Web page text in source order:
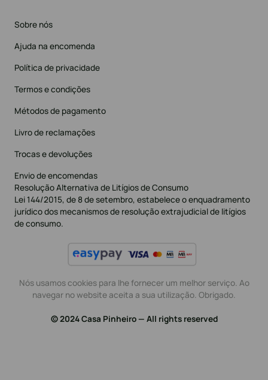
Sobre nós
Ajuda na encomenda
Política de privacidade
Termos e condições
Métodos de pagamento
Livro de reclamações
Trocas e devoluções
Envio de encomendas
Resolução Alternativa de Litígios de Consumo
Lei 144/2015, de 8 de setembro, estabelece o enquadramento
jurídico dos mecanismos de resolução extrajudicial de litígios
de consumo.
Nós usamos cookies para lhe fornecer um melhor serviço. Ao
navegar no website aceita a sua utilização. Obrigado.
© 2024 Casa Pinheiro — All rights reserved